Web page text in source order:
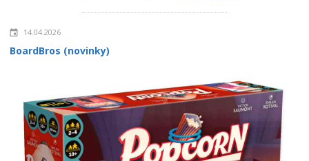
14.04.2026
BoardBros (novinky)